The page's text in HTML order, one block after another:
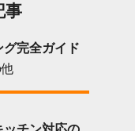
事
完全ガイド